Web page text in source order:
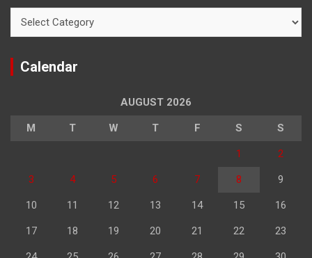
Calendar
AUGUST 2026
M T W T F S S
1 2
3 4 5 6 7 8 9
10 11 12 13 14 15 16
17 18 19 20 21 22 23